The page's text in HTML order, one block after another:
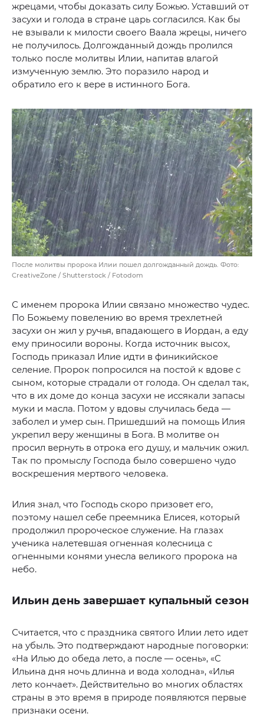
жрецами, чтобы доказать силу Божью. Уставший от
засухи и голода в стране царь согласился. Как бы
не взывали к милости своего Ваала жрецы, ничего
не получилось. Долгожданный дождь пролился
только после молитвы Илии, напитав влагой
измученную землю. Это поразило народ и
обратило его к вере в истинного Бога.
После молитвы пророка Илии пошел долгожданный дождь. Фото:
CreativeZone / Shutterstock / Fotodom
С именем пророка Илии связано множество чудес.
По Божьему повелению во время трехлетней
засухи он жил у ручья, впадающего в Иордан, а еду
ему приносили вороны. Когда источник высох,
Господь приказал Илие идти в финикийское
селение. Пророк попросился на постой к вдове с
сыном, которые страдали от голода. Он сделал так,
что в их доме до конца засухи не иссякали запасы
муки и масла. Потом у вдовы случилась беда —
заболел и умер сын. Пришедший на помощь Илия
укрепил веру женщины в Бога. В молитве он
просил вернуть в отрока его душу, и мальчик ожил.
Так по промыслу Господа было совершено чудо
воскрешения мертвого человека.
Илия знал, что Господь скоро призовет его,
поэтому нашел себе преемника Елисея, который
продолжил пророческое служение. На глазах
ученика налетевшая огненная колесница с
огненными конями унесла великого пророка на
небо.
Ильин день завершает купальный сезон
Считается, что с праздника святого Илии лето идет
на убыль. Это подтверждают народные поговорки:
«На Илью до обеда лето, а после — осень», «С
Ильина дня ночь длинна и вода холодна», «Илья
лето кончает». Действительно во многих областях
страны в это время в природе появляются первые
признаки осени.